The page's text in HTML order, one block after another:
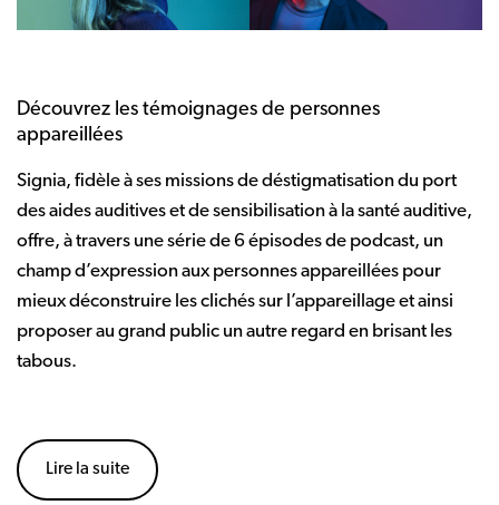
Découvrez les témoignages de personnes
appareillées
Signia, fidèle à ses missions de déstigmatisation du port
des aides auditives et de sensibilisation à la santé auditive,
offre, à travers une série de 6 épisodes de podcast, un
champ d’expression aux personnes appareillées pour
mieux déconstruire les clichés sur l’appareillage et ainsi
proposer au grand public un autre regard en brisant les
tabous.
Lire la suite